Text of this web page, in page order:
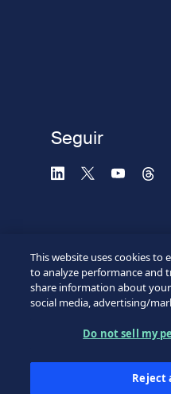
*
Seguir
Footer
©2026 SICPA HOLDING
Política de
Formulario web de
This website uses cookies to
to analyze performance and
share information about
social media, advertising/
Do not sell my
Reject